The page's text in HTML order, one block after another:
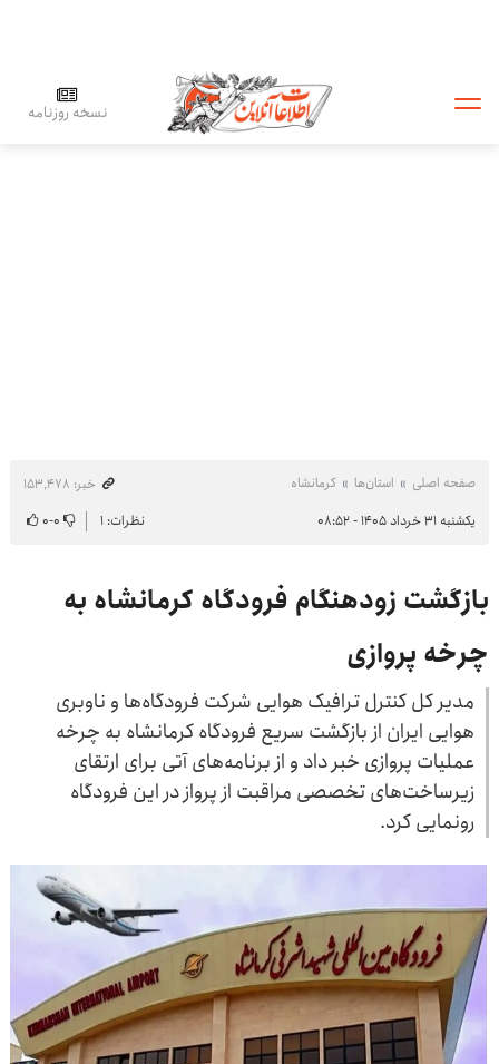
نسخه روزنامه
صفحه اصلی استان‌ها کرمانشاه
خبر: ۱۵۳٬۴۷۸
یکشنبه ۳۱ خرداد ۱۴۰۵ - ۰۸:۵۲
نظرات: ۱ ۰-۰
بازگشت زودهنگام فرودگاه کرمانشاه به
چرخه پروازی
مدیر کل کنترل ترافیک هوایی شرکت فرودگاه‌ها و ناوبری
هوایی ایران از بازگشت سریع فرودگاه کرمانشاه به چرخه
عملیات پروازی خبر داد و از برنامه‌های آتی برای ارتقای
زیرساخت‌های تخصصی مراقبت از پرواز در این فرودگاه
رونمایی کرد.